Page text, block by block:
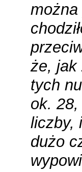
że, jak
tych
ok.
liczby,
dużo